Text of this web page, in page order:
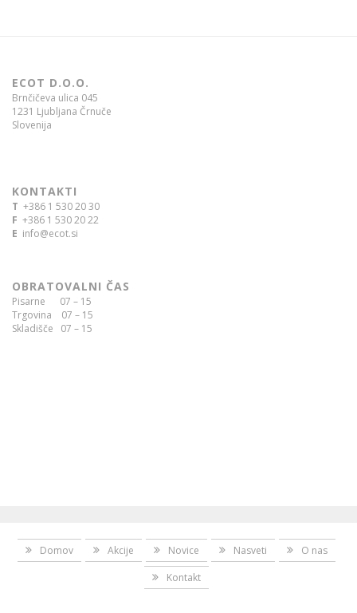
ECOT D.O.O.
Brnčičeva ulica 045
1231 Ljubljana Črnuče
Slovenija
KONTAKTI
T +386 1 530 20 30
F +386 1 530 20 22
E info@ecot.si
OBRATOVALNI ČAS
Pisarne 07 – 15
Trgovina 07 – 15
Skladišče 07 – 15
Domov Akcije Novice Nasveti
O nas
Kontakt